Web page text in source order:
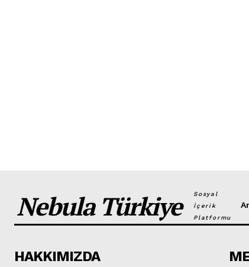
Nebula Türkiye
Sosyal
İçerik
Platformu
HAKKIMIZDA